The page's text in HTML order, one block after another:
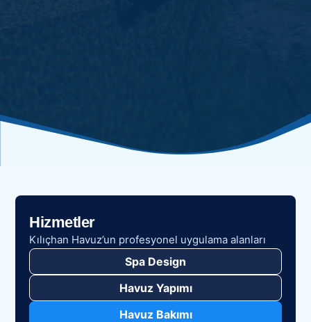
Hizmetler
Kılıçhan Havuz’un profesyonel uygulama alanları
Spa Design
Havuz Yapımı
Havuz Bakımı